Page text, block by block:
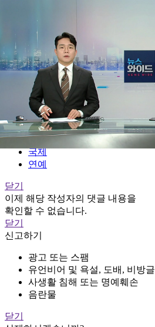
YTN
TV프로그램
홈
정치
경제
사회
국제
연예
닫기
이제 해당 작성자의 댓글 내용을
확인할 수 없습니다.
닫기
신고하기
광고 또는 스팸
유언비어 및 욕설, 도배, 비방글
사생활 침해 또는 명예훼손
음란물
닫기